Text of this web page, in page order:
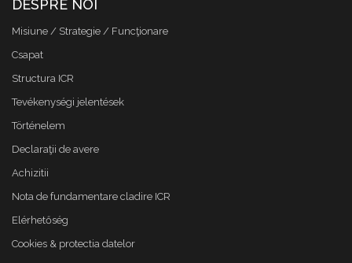
DESPRE NOI
Misiune / Strategie / Funcţionare
Csapat
Structura ICR
Tevékenységi jelentések
Történelem
Declaraţii de avere
Achizitii
Nota de fundamentare cladire ICR
Elérhetőség
Cookies & protectia datelor